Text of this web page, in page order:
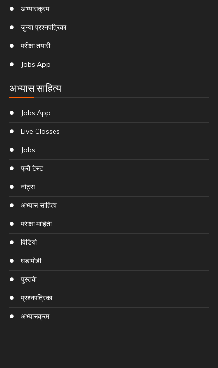
अभ्यासक्रम
जुन्या प्रश्नपत्रिका
परीक्षा तयारी
Jobs App
अभ्यास साहित्य
Jobs App
Live Classes
Jobs
फ्री टेस्ट
नोट्स
अभ्यास साहित्य
परीक्षा माहिती
विडियो
घडामोडी
पुस्तके
प्रश्नपत्रिका
अभ्यासक्रम